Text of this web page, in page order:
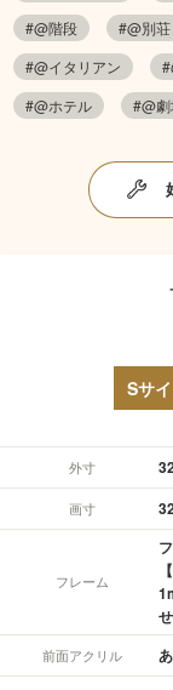
#@階段
#@別荘
#@イタリアン
#@ホテル
#@
Sサ
外寸
画寸
フレーム
前面アクリル